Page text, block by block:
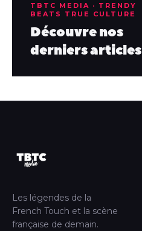
TBTC MEDIA · TRENDY
BEATS TRUE CULTURE
Découvre nos
derniers articles
Les légendes de la
French Touch et la scène
française de demain.